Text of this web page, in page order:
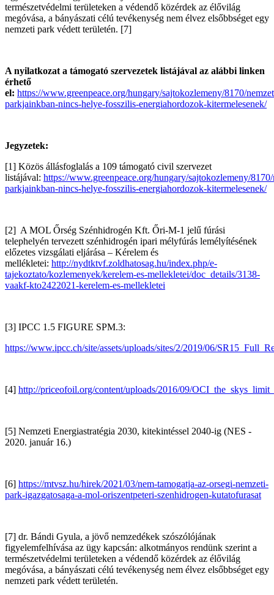
természetvédelmi területeken a védendő közérdek az élővilág
megóvása, a bányászati célú tevékenység nem élvez elsőbbséget egy
nemzeti park védett területén. [7]
A nyilatkozat a támogató szervezetek listájával az alábbi linken
érhető
el: https://www.greenpeace.org/hungary/sajtokozlemeny/8170/
parkjainkban-nincs-helye-fosszilis-energiahordozok-kitermelesenek/
Jegyzetek:
[1] Közös állásfoglalás a 109 támogató civil szervezet
listájával: https://www.greenpeace.org/hungary/sajtokozlemeny/
parkjainkban-nincs-helye-fosszilis-energiahordozok-kitermelesenek/
[2] A MOL Őrség Szénhidrogén Kft. Őri-M-1 jelű fúrási
telephelyén tervezett szénhidrogén ipari mélyfúrás lemélyítésének
előzetes vizsgálati eljárása – Kérelem és
mellékletei: http://nydtktvf.zoldhatosag.hu/index.php/e-
tajekoztato/kozlemenyek/kerelem-es-mellekletei/doc_details/3138-
vaakf-kto2422021-kerelem-es-mellekletei
[3] IPCC 1.5 FIGURE SPM.3:
https://www.ipcc.ch/site/assets/uploads/sites/2/2019/06/
[4] http://priceofoil.org/content/uploads/2016/09/
[5] Nemzeti Energiastratégia 2030, kitekintéssel 2040-ig (NES -
2020. január 16.)
[6] https://mtvsz.hu/hirek/2021/03/nem-tamogatja-az-orsegi-nemzeti-
park-igazgatosaga-a-mol-oriszentpeteri-szenhidrogen-kutatofurasat
[7] dr. Bándi Gyula, a jövő nemzedékek szószólójának
figyelemfelhívása az ügy kapcsán: alkotmányos rendünk szerint a
természetvédelmi területeken a védendő közérdek az élővilág
megóvása, a bányászati célú tevékenység nem élvez elsőbbséget egy
nemzeti park védett területén.